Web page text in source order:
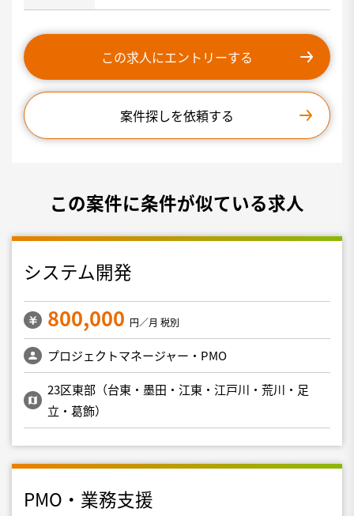
この求人にエントリーする
案件探しを依頼する
この案件に条件が似ている求人
システム開発
800,000 円／月 税別
プロジェクトマネージャー・PMO
23区東部（台東・墨田・江東・江戸川・荒川・足
立・葛飾）
PMO・業務支援